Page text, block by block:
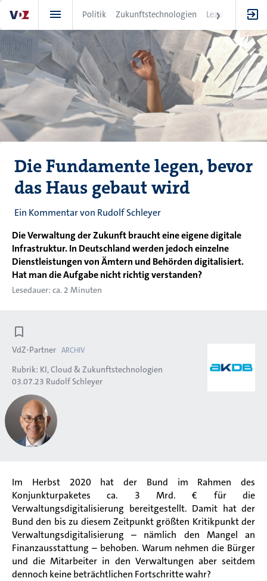
zum
Inhalt
Politik Zukunftstechnologien Leadership
Die Fundamente legen, bevor
das Haus gebaut wird
Ein Kommentar von Rudolf Schleyer
Die Verwaltung der Zukunft braucht eine eigene digitale
Infrastruktur. In Deutschland werden jedoch einzelne
Dienstleistungen von Ämtern und Behörden digitalisiert.
Hat man die Aufgabe nicht richtig verstanden?
Lesedauer: ca. 2 Minuten
VdZ-Partner ARCHIV
Rubrik: KI, Cloud & Zukunftstechnologien
03.07.23 Rudolf Schleyer
Im Herbst 2020 hat der Bund im Rahmen des
Konjunkturpaketes ca. 3 Mrd. € für die
Verwaltungsdigitalisierung bereitgestellt. Damit hat der
Bund den bis zu diesem Zeitpunkt größten Kritikpunkt der
Verwaltungsdigitalisierung – nämlich den Mangel an
Finanzausstattung – behoben. Warum nehmen die Bürger
und die Mitarbeiter in den Verwaltungen aber seitdem
dennoch keine beträchtlichen Fortschrittewahr?